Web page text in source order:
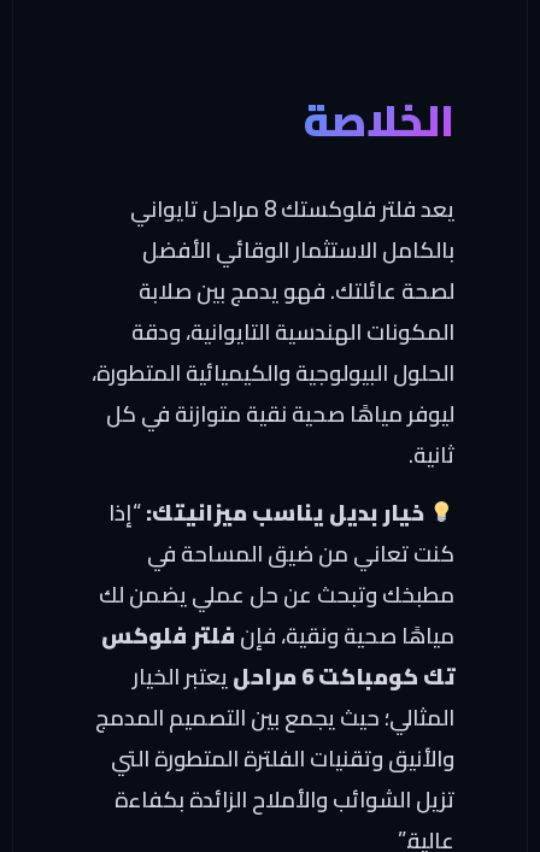
يعد فلتر فلوكستك 8 مراحل تايواني
الاستثمار الوقائي الأفضل
عائلتك. فهو يدمج بين صلابة
الهندسية التايوانية، ودقة
البيولوجية والكيميائية المتطورة،
مياهًا صحية نقية متوازنة في كل
خيار بديل يناسب ميزانيتك:“إذا
تعاني من ضيق المساحة في
وتبحث عن حل عملي يضمن لك
صحية ونقية، فإنفلتر فلوكس
كومباكت 6 مراحل
يعتبر الخيار
حيث يجمع بين التصميم المدمج
وتقنيات الفلترة المتطورة التي
الشوائب والأملاح الزائدة بكفاءة